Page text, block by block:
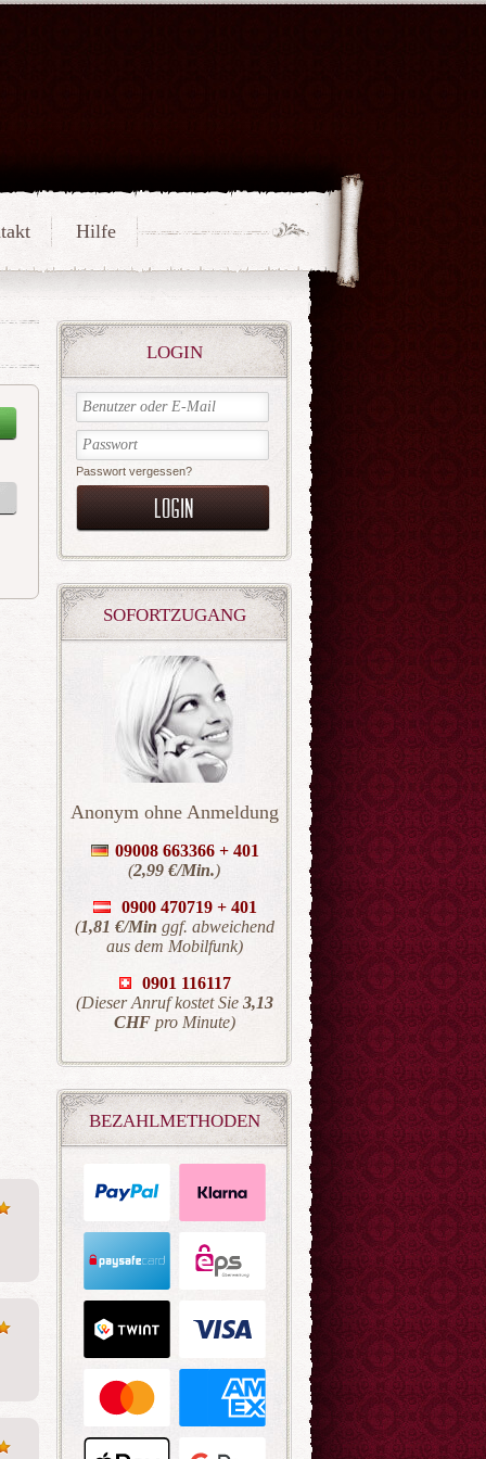
Hilfe
LOGIN
Passwort vergessen?
SOFORTZUGANG
Anonym ohne Anmeldung
09008 663366 + 401
(2,99 €/Min.)
0900 470719 + 401
(1,81 €/Min ggf. abweichend
aus dem Mobilfunk)
0901 116117
(Dieser Anruf kostet Sie 3,13
CHFpro Minute)
BEZAHLMETHODEN